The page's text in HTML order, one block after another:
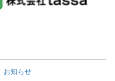
お知らせ